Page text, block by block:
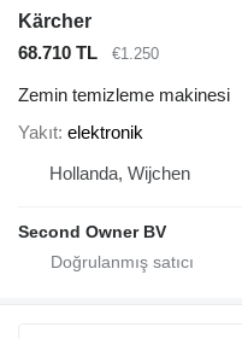
Kärcher
68.710 TL
€1.250
Zemin temizleme makinesi
Yakıt elektronik
Hollanda, Wijchen
Second Owner BV